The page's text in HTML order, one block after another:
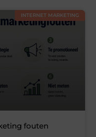
INTERNET MARKETING
fouten